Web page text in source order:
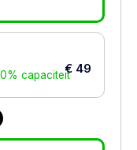
€ 49
capaciteit